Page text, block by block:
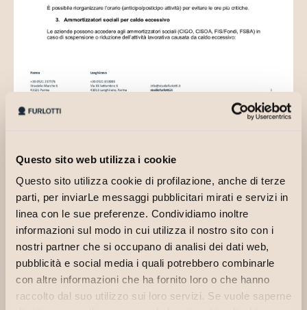
Questo sito web utilizza i cookie
Questo sito utilizza cookie di profilazione, anche di terze
parti, per inviarLe messaggi pubblicitari mirati e servizi in
linea con le sue preferenze. Condividiamo inoltre
informazioni sul modo in cui utilizza il nostro sito con i
nostri partner che si occupano di analisi dei dati web,
pubblicità e social media i quali potrebbero combinarle
con altre informazioni che ha fornito loro o che hanno
raccolto dal suo utilizzo sui loro servizi. Se vuole saperne
Circolare 2026.43 – Emergenza Caldo